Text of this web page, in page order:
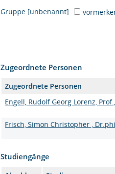
Gruppe [unbenannt]:
Zugeordnete Personen
Zugeordnete Personen
Engell, Rudolf Georg Lorenz,
Frisch, Simon Christopher ,
Studiengänge